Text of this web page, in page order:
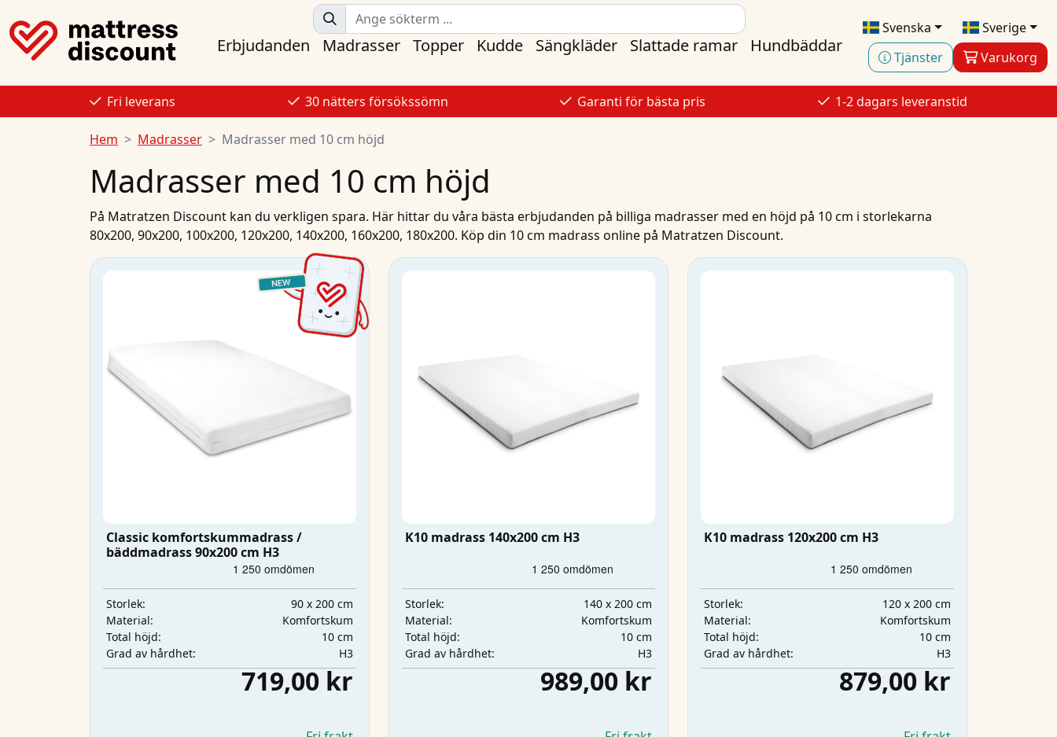
Svenska
Sverige
Tjänster
Varukorg
Erbjudanden Madrasser Topper Kudde Sängkläder Slattade ramar Hundbäddar
Fri leverans 30 nätters försökssömn Garanti för bästa pris 1-2 dagars leveranstid
Hem Madrasser Madrasser med 10 cm höjd
Madrasser med 10 cm höjd
På Matratzen Discount kan du verkligen spara. Här hittar du våra bästa erbjudanden på billiga madrasser med en höjd på 10 cm i storlekarna
80x200, 90x200, 100x200, 120x200, 140x200, 160x200, 180x200. Köp din 10 cm madrass online på Matratzen Discount.
Classic komfortskummadrass /
bäddmadrass 90x200 cm H3
Storlek:
90 x 200 cm
Material:
Komfortskum
Total höjd:
10 cm
Grad av hårdhet:
H3
719,00 kr
K10 madrass 140x200 cm H3
Storlek:
140 x 200 cm
Material:
Komfortskum
Total höjd:
10 cm
Grad av hårdhet:
H3
989,00 kr
K10 madrass 120x200 cm H3
Storlek:
120 x 200 cm
Material:
Komfortskum
Total höjd:
10 cm
Grad av hårdhet:
H3
879,00 kr